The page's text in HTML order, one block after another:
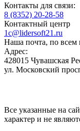
Контакты для связи:
8 (8352) 20-28-58
Контактный центр
1c@lidersoft21.ru
Наша почта, по всем
Адрес:
428015 Чувашская
ул. Московский
Все указанные на
характер и не